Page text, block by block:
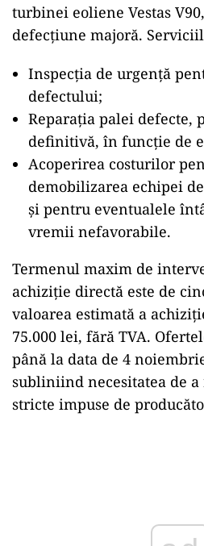
turbinei eoliene Vestas
defecțiune majoră.
Inspecția de urgență
defectului;
Reparația palei defecte,
definitivă, în funcție de
Acoperirea costurilor
demobilizarea echipei
și pentru eventualele
vremii nefavorabile.
Termenul maxim de
achiziție directă este de
valoarea estimată a
75.000 lei, fără TVA.
până la data de 4
subliniind necesitatea de a
stricte impuse de